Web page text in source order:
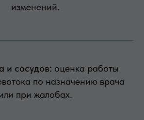
изменений.
и сосудов: оценка работы
по назначению врача
при жалобах.